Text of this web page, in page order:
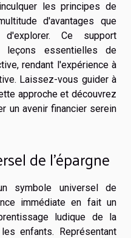
les principes de
d'avantages que
Ce support
leçons essentielles de
rendant l'expérience à
Laissez-vous guider à
approche et découvrez
un avenir financier serein
de l'épargne
symbole universel de
immédiate en fait un
ludique de la
enfants. Représentant